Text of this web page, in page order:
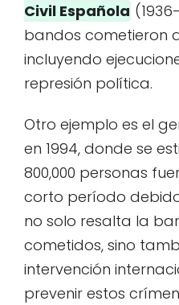
Civil Española
bandos cometieron
incluyendo
represión política.
Otro ejemplo es el
en 1994, donde se
800,000 personas
corto período
no solo resalta la
cometidos, sino
intervención
prevenir estos